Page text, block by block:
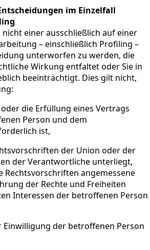
im Einzelfall
nicht einer ausschließlich auf einer
– einschließlich Profiling –
unterworfen zu werden, die
Wirkung entfaltet oder Sie in
beeinträchtigt. Dies gilt nicht,
die Erfüllung eines Vertrags
Person und dem
ist,
der Union oder der
der Verantwortliche unterliegt,
Rechtsvorschriften angemessene
der Rechte und Freiheiten
Interessen der betroffenen Person
Einwilligung der betroffenen Person